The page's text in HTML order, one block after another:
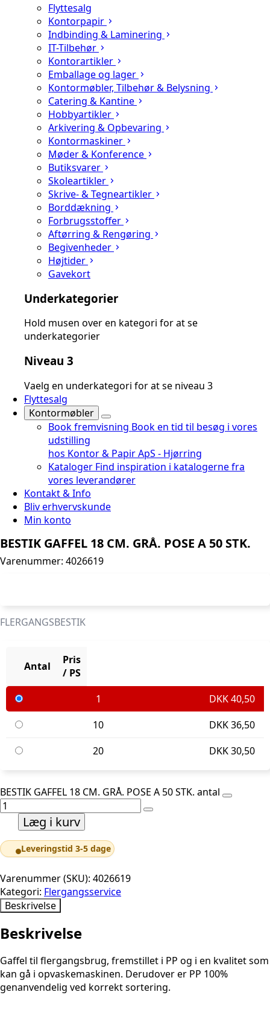
Flyttesalg
Kontorpapir
Indbinding & Laminering
IT-Tilbehør
Kontorartikler
Emballage og lager
Kontormøbler, Tilbehør & Belysning
Catering & Kantine
Hobbyartikler
Arkivering & Opbevaring
Kontormaskiner
Møder & Konference
Butiksvarer
Skoleartikler
Skrive- & Tegneartikler
Borddækning
Forbrugsstoffer
Aftørring & Rengøring
Begivenheder
Højtider
Gavekort
Underkategorier
Hold musen over en kategori for at se
underkategorier
Niveau 3
Vaelg en underkategori for at se niveau 3
Flyttesalg
Kontormøbler
Book fremvisning Book en tid til besøg i vores
udstilling
hos Kontor & Papir ApS - Hjørring
Kataloger Find inspiration i katalogerne fra
vores leverandører
Kontakt & Info
Bliv erhvervskunde
Min konto
BESTIK GAFFEL 18 CM. GRÅ. POSE A 50 STK.
Varenummer: 4026619
FLERGANGSBESTIK
Antal
Pris
/ PS
1
DKK40,50
10
DKK36,50
20
DKK30,50
BESTIK GAFFEL 18 CM. GRÅ. POSE A 50 STK. antal
Læg i kurv
Leveringstid 3-5 dage
Varenummer (SKU): 4026619
Kategori: Flergangsservice
Beskrivelse
Beskrivelse
Gaffel til flergangsbrug, fremstillet i PP og i en kvalitet som
kan gå i opvaskemaskinen. Derudover er PP 100%
genanvendelig ved korrekt sortering.